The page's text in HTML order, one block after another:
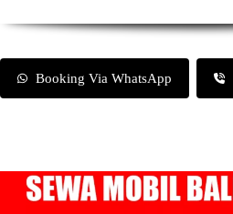
Booking Via WhatsApp